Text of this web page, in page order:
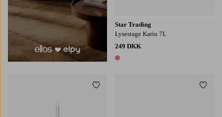
Star Trading
Lysestage Karin 7L
249 DKK
1 farve
Tilføj til favoritter